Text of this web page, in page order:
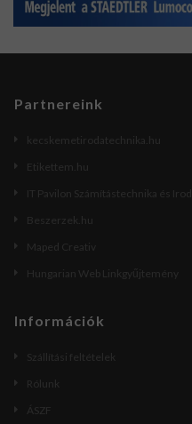
Partnereink
kecskemetirodatechnika.hu
Etikettem.hu
IT Pavilon Számítástechnika és
Beszerzek.hu
Maped Creativ
Hungarian Web Linkgyűjtemény
Információk
Szállítási feltételek
Rólunk
ÁSZF